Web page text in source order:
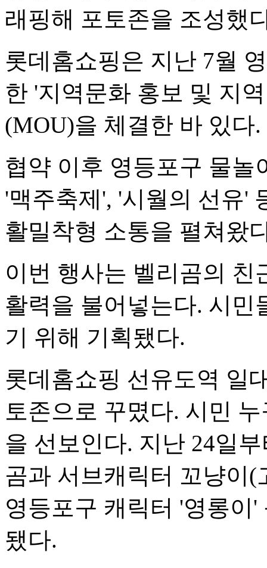
래핑해 포토존을 조성했
롯데홈쇼핑은 지난 7월
한 '지역문화 홍보 및 지
(MOU)을 체결한 바 있다.
협약 이후 영등포구 물놀
'맥주축제', '시월의 선유'
활밀착형 소통을 펼쳐왔
이번 행사는 벨리곰의
활력을 불어넣는다. 시민
기 위해 기획됐다.
롯데홈쇼핑 선유도역 일
토존으로 꾸몄다. 시민
을 선보인다. 지난 24일
곰과 서브캐릭터 꼬냥이
영등포구 캐릭터 '영롱이
됐다.